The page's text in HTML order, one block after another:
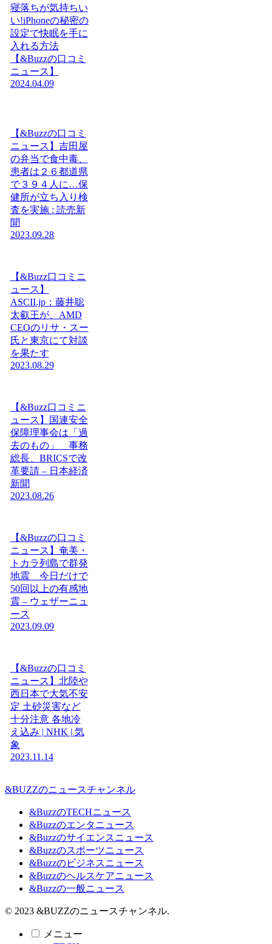
寝落ちが気持ちい
い!iPhoneの秘密の
設定で快眠を手に
入れる方法
【&Buzzの口コミ
ニュース】
2024.04.09
【&Buzzの口コミ
ニュース】吉田屋
の弁当で食中毒、
患者は２６都道県
で３９４人に…保
健所が立ち入り検
査を実施 : 読売新
聞
2023.09.28
【&Buzz口コミニ
ュース】
ASCII.jp：藤井聡
太叡王が、AMD
CEOのリサ・スー
氏と東京にて対談
を果たす
2023.08.29
【&Buzz口コミニ
ュース】国連安全
保障理事会は「過
去のもの」 事務
総長、BRICSで改
革要請 – 日本経済
新聞
2023.08.26
【&Buzzの口コミ
ニュース】奄美・
トカラ列島で群発
地震 今日だけで
50回以上の有感地
震 – ウェザーニュ
ース
2023.09.09
【&Buzzの口コミ
ニュース】北陸や
西日本で大気不安
定 土砂災害など
十分注意 各地冷
え込み | NHK | 気
象
2023.11.14
&BUZZのニュースチャンネル
&BuzzのTECHニュース
&Buzzのエンタニュース
&Buzzのサイエンスニュース
&Buzzのスポーツニュース
&Buzzのビジネスニュース
&Buzzのヘルスケアニュース
&Buzzの一般ニュース
© 2023 &BUZZのニュースチャンネル.
メニュー